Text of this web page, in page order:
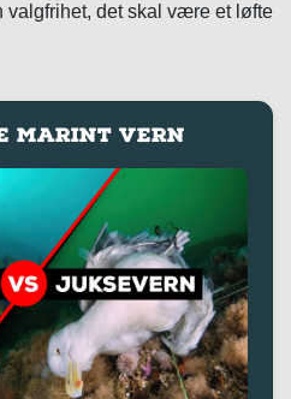
det skal være et løfte
MARINT VERN